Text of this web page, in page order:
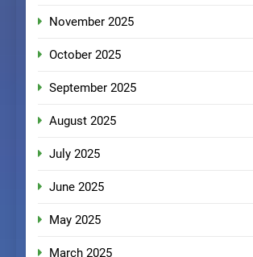
November 2025
October 2025
September 2025
August 2025
July 2025
June 2025
May 2025
March 2025